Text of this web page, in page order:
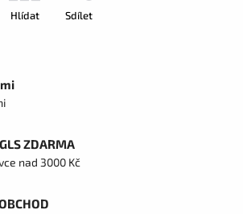
Hlídat Sdílet
ZDARMA
nad 3000 Kč